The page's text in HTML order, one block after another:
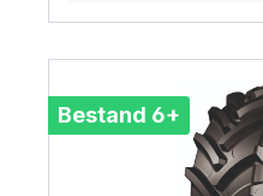
Bestand 6+